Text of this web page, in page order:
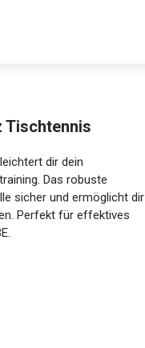
Tischtennis
dir dein
Das robuste
sicher und ermöglicht dir
Perfekt für effektives